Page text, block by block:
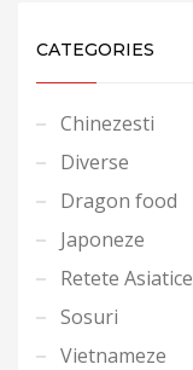
CATEGORIES
Chinezesti
Diverse
Dragon food
Japoneze
Retete Asiatice
Sosuri
Vietnameze